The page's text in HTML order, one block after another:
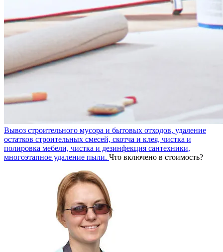
Вывоз строительного мусора и бытовых отходов, удаление
остатков строительных смесей, скотча и клея, чистка и
полировка мебели, чистка и дезинфекция сантехники,
многоэтапное удаление пыли. Что включено в стоимость?